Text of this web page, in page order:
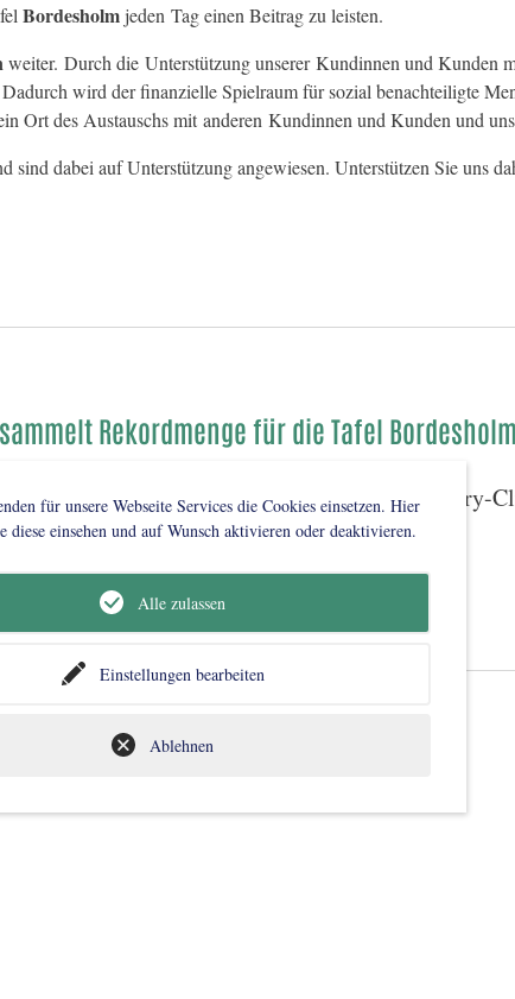
Bordesholm jeden Tag einen Beitrag zu leisten.
weiter. Durch die Unterstützung unserer Kundinnen und Kunden
wird der finanzielle Spielraum für sozial benachteiligte
Ort des Austauschs mit anderen Kundinnen und Kunden und
sind dabei auf Unterstützung angewiesen. Unterstützen Sie uns
Rekordmenge für die Tafel Bordesholm
09.05.2026, sammelten Mitglieder des Rotary-
für die Tafel in Bordesholm.
für unsere Webseite Services die Cookies einsetzen. Hier
diese einsehen und auf Wunsch aktivieren oder deaktivieren.
Einstellungen bearbeiten
Ablehnen
Alle zulassen